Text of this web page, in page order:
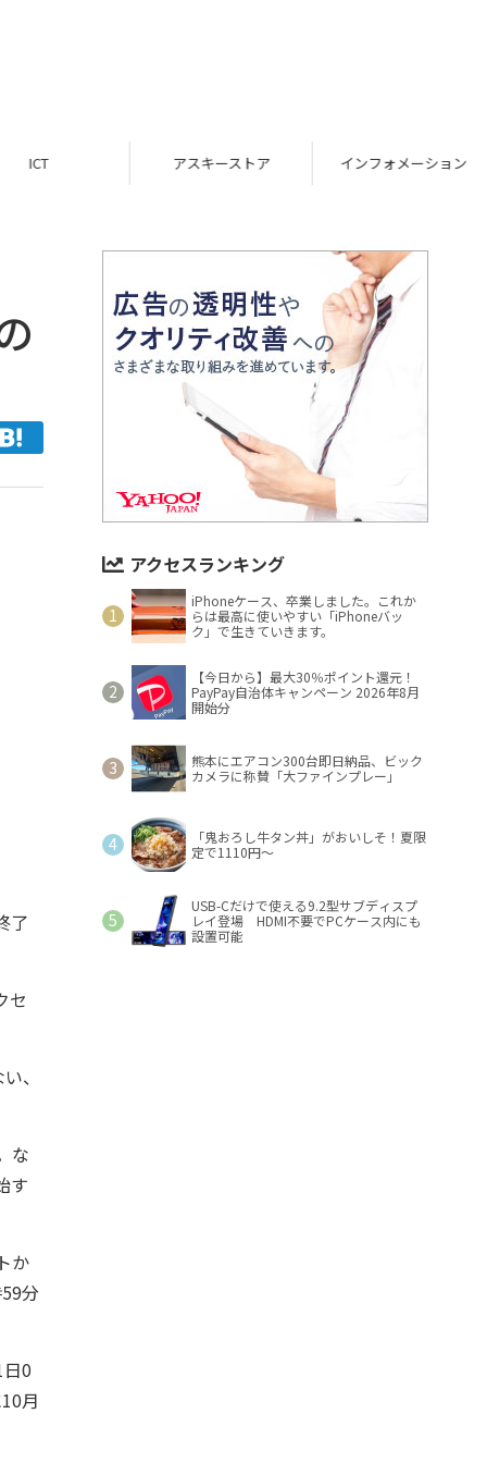
ICT アスキーストア インフォメーション
了
セ
、
な
す
か
分
0
月
アクセスランキング
iPhoneケース、卒業しました。これか
らは最高に使いやすい「iPhoneバッ
ク」で生きていきます。
【今日から】最大30％ポイント還元！
PayPay自治体キャンペーン 2026年8月
開始分
熊本にエアコン300台即日納品、ビック
カメラに称賛「大ファインプレー」
「鬼おろし牛タン丼」がおいしそ！夏限
定で1110円～
USB-Cだけで使える9.2型サブディスプ
レイ登場 HDMI不要でPCケース内にも
設置可能